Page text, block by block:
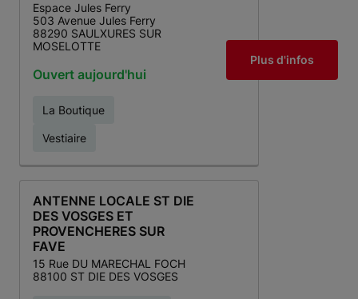
Espace Jules Ferry
503 Avenue Jules Ferry
88290 SAULXURES SUR
MOSELOTTE
Ouvert aujourd'hui
La Boutique
Vestiaire
Plus d'infos
ANTENNE LOCALE ST DIE
DES VOSGES ET
PROVENCHERES SUR
FAVE
15 Rue DU MARECHAL FOCH
88100 ST DIE DES VOSGES